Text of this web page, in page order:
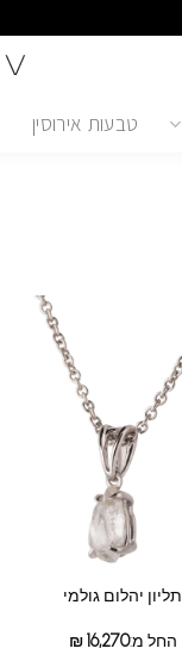
טבעות אירוסין
תליון יהלום גולמי
החל מ: ₪16,270